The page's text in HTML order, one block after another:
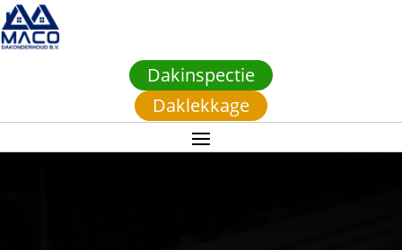
Dakinspectie
Daklekkage